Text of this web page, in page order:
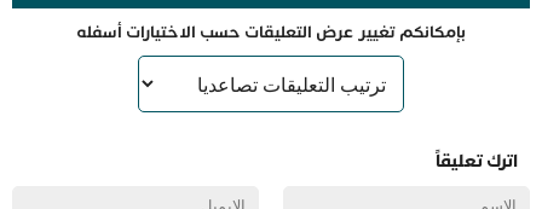
بإمكانكم تغيير عرض التعليقات حسب الاختيارات أسفله
اترك تعليقاً